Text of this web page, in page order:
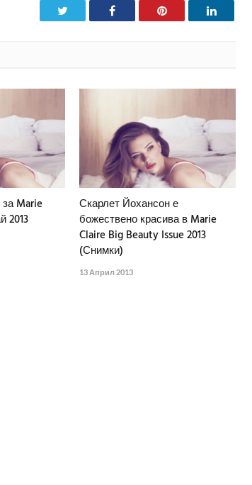
Facebook Pinterest LinkedIn
Marie
2013
Скарлет Йохансон е
божествено красива в Marie
Claire Big Beauty Issue 2013
(Снимки)
13 Април 2013